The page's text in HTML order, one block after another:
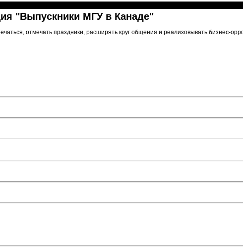
"Выпускники МГУ в Канаде"
отмечать праздники, расширять круг общения и реализовывать бизнес-